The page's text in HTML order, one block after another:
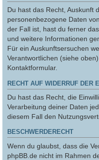
Du hast das Recht, Auskunft
personenbezogene Daten
der Fall ist, hast du ferner
und weitere Informationen
Für ein Auskunftsersuchen
Verantwortlichen (siehe
Kontaktformular.
RECHT AUF WIDERRUF DER
Du hast das Recht, die
Verarbeitung deiner Daten
diesem Fall den
BESCHWERDERECHT
Wenn du glaubst, dass die
phpBB.de nicht im Rahmen